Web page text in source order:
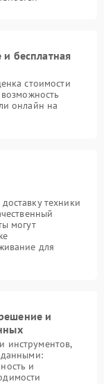
бесплатная
стоимости
онлайн на
техники
могут
для
и
инструментов,
данными:
и